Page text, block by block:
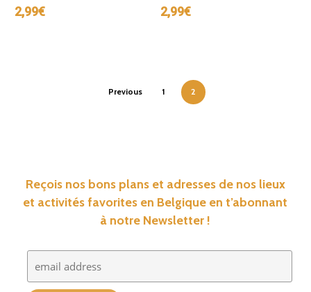
2,99€ 2,99€
Previous 1 2
Reçois nos bons plans et adresses de nos lieux
et activités favorites en Belgique en t’abonnant
à notre Newsletter !